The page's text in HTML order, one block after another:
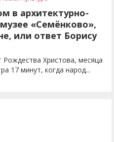
в архитектурно-
«Семёнково»,
или ответ Борису
Христова, месяца
17 минут, когда народ...